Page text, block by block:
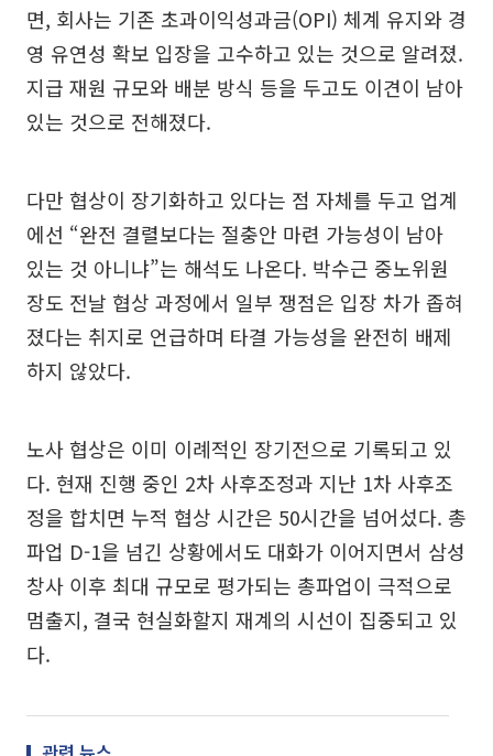
면, 회사는 기존 초과이익성과금(OPI) 체계 유지와 경
영 유연성 확보 입장을 고수하고 있는 것으로 알려졌.
지급 재원 규모와 배분 방식 등을 두고도 이견이 남아
있는 것으로 전해졌다.
다만 협상이 장기화하고 있다는 점 자체를 두고 업계
에선 “완전 결렬보다는 절충안 마련 가능성이 남아
있는 것 아니냐”는 해석도 나온다. 박수근 중노위원
장도 전날 협상 과정에서 일부 쟁점은 입장 차가 좁혀
졌다는 취지로 언급하며 타결 가능성을 완전히 배제
하지 않았다.
노사 협상은 이미 이례적인 장기전으로 기록되고 있
다. 현재 진행 중인 2차 사후조정과 지난 1차 사후조
정을 합치면 누적 협상 시간은 50시간을 넘어섰다. 총
파업 D-1을 넘긴 상황에서도 대화가 이어지면서 삼성
창사 이후 최대 규모로 평가되는 총파업이 극적으로
멈출지, 결국 현실화할지 재계의 시선이 집중되고 있
다.